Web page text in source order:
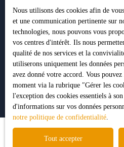
+33 5 34 35 15
1 Impasse Pujeau Rabé
31410 Lavernose-
Nous utilisons des cookies afin de
et une communication pertinente sur
technologies, nous pouvons vous
vos centres d'intérêt. Ils nous
qualité de nos services et la
utiliserons uniquement les données
avez donné votre accord. Vous
moment via la rubrique ″Gérer les
l'exception des cookies essentiels à
d'informations sur vos données
notre politique de confidentialité.
Tout accepter